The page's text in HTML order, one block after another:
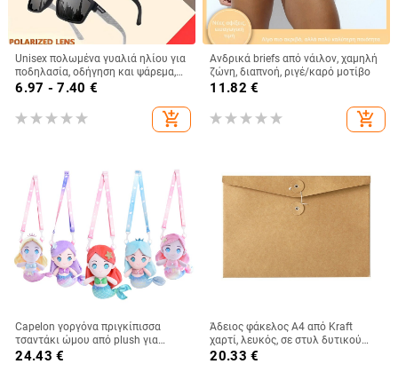
Unisex πολωμένα γυαλιά ηλίου για
ποδηλασία, οδήγηση και ψάρεμα,
πλήρους σκελετού από PC,
6.97 - 7.40 €
add_shopping_cart
Ανδρικά briefs από νάιλον, χαμηλή
ζώνη, διαπνοή, ριγέ/καρό μοτίβο
11.82 €
add_shopping_cart
Capelon γοργόνα πριγκίπισσα
τσαντάκι ώμου από plush για
κορίτσια — υλικό: plush, γέμισμα:
24.43 €
Άδειος φάκελος A4 από Kraft
χαρτί, λευκός, σε στυλ δυτικού
φακέλου
20.33 €